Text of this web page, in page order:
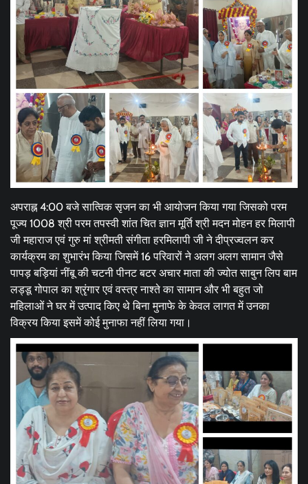
अपराह्न 4:00 बजे सात्विक सृजन का भी आयोजन किया गया जिसको परम
पूज्य 1008 श्री परम तपस्वी शांत चित ज्ञान मूर्ति श्री मदन मोहन हर मिलापी
जी महाराज एवं गुरु मां श्रीमती संगीता हरमिलापी जी ने दीप्रज्वलन कर
कार्यक्रम का शुभारंभ किया जिसमें 16 परिवारों ने अलग अलग सामान जैसे
पापड़ बड़ियां नींबू की चटनी पीनट बटर अचार माता की ज्योत साबुन लिप बाम
लड्डू गोपाल का श्रृंगार एवं वस्त्र नाश्ते का सामान और भी बहुत जो
महिलाओं ने घर में उत्पाद किए थे बिना मुनाफे के केवल लागत में उनका
विक्रय किया इसमें कोई मुनाफा नहीं लिया गया।